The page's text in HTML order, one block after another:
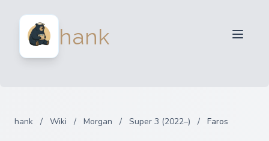
hankPara Compradores
Iniciar sesion
hank / Wiki / Morgan / Super 3 (2022–) / Faros